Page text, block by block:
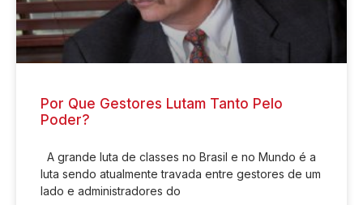
Por Que Gestores Lutam Tanto Pelo
Poder?
A grande luta de classes no Brasil e no Mundo é a
luta sendo atualmente travada entre gestores de um
lado e administradores do